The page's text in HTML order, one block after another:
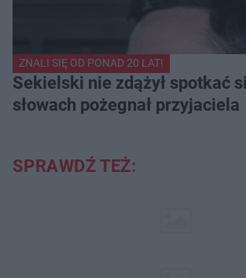
ZNALI SIĘ OD PONAD 20 LAT!
Sekielski nie zdążył spotkać
słowach pożegnał przyjaciela
SPRAWDŹ TEŻ: